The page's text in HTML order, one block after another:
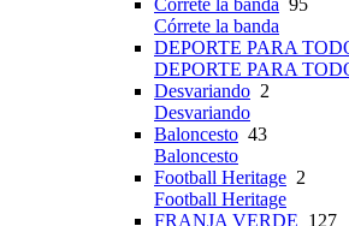
Córrete la banda 95
Córrete la banda
DEPORTE PARA
DEPORTE PARA
Desvariando 2
Desvariando
Baloncesto 43
Baloncesto
Football Heritage 2
Football Heritage
FRANJA VERDE 127